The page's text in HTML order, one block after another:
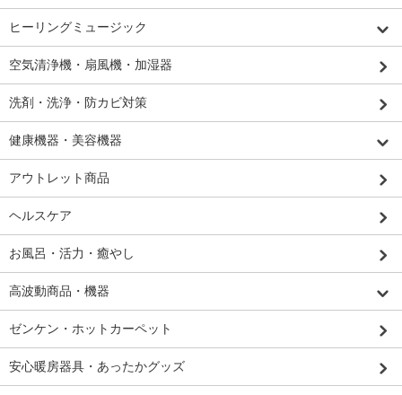
ヒーリングミュージック
空気清浄機・扇風機・加湿器
洗剤・洗浄・防カビ対策
健康機器・美容機器
アウトレット商品
ヘルスケア
お風呂・活力・癒やし
高波動商品・機器
ゼンケン・ホットカーペット
安心暖房器具・あったかグッズ